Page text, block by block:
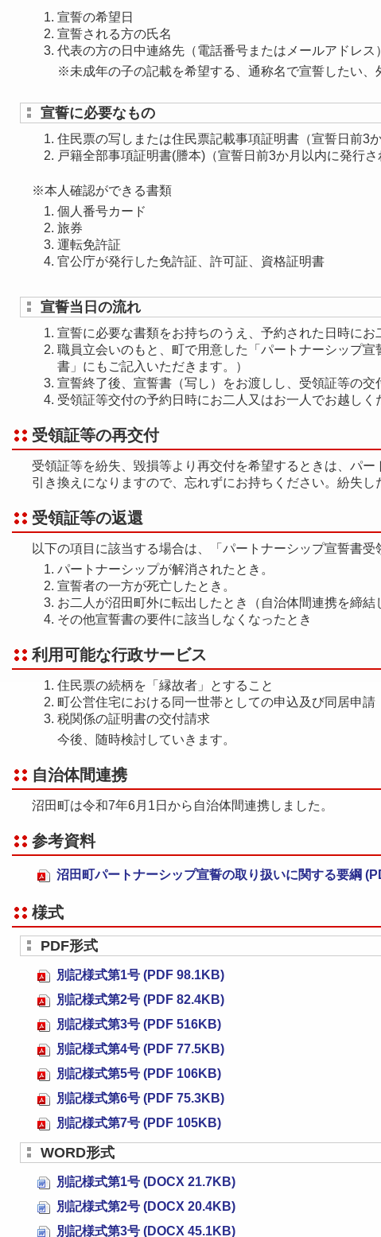
宣誓の希望日
宣誓される方の氏名
代表の方の日中連絡先（電話番号またはメールアドレス）
※未成年の子の記載を希望する、通称名で宣誓したい、
宣誓に必要なもの
住民票の写しまたは住民票記載事項証明書（宣誓日前3
戸籍全部事項証明書(謄本)（宣誓日前3か月以内に発行
※本人確認ができる書類
個人番号カード
旅券
運転免許証
官公庁が発行した免許証、許可証、資格証明書
宣誓当日の流れ
宣誓に必要な書類をお持ちのうえ、予約された日時に
職員立会いのもと、町で用意した「パートナーシップ
書」にもご記入いただきます。）
宣誓終了後、宣誓書（写し）をお渡しし、受領証等の
受領証等交付の予約日時にお二人又はお一人でお越し
受領証等の再交付
受領証等を紛失、毀損等より再交付を希望するときは、パ
引き換えになりますので、忘れずにお持ちください。紛失
受領証等の返還
以下の項目に該当する場合は、「パートナーシップ宣誓書
パートナーシップが解消されたとき。
宣誓者の一方が死亡したとき。
お二人が沼田町外に転出したとき（自治体間連携を締結
その他宣誓書の要件に該当しなくなったとき
利用可能な行政サービス
住民票の続柄を「縁故者」とすること
町公営住宅における同一世帯としての申込及び同居申請
税関係の証明書の交付請求
今後、随時検討していきます。
自治体間連携
沼田町は令和7年6月1日から自治体間連携しました。
参考資料
沼田町パートナーシップ宣誓の取り扱いに関する要綱
様式
PDF形式
別記様式第1号 (PDF 98.1KB)
別記様式第2号 (PDF 82.4KB)
別記様式第3号 (PDF 516KB)
別記様式第4号 (PDF 77.5KB)
別記様式第5号 (PDF 106KB)
別記様式第6号 (PDF 75.3KB)
別記様式第7号 (PDF 105KB)
WORD形式
別記様式第1号 (DOCX 21.7KB)
別記様式第2号 (DOCX 20.4KB)
別記様式第3号 (DOCX 45.1KB)